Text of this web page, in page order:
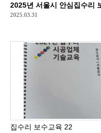
2025년 서울시 안심집수리
2025.03.31
집수리 보수교육 22